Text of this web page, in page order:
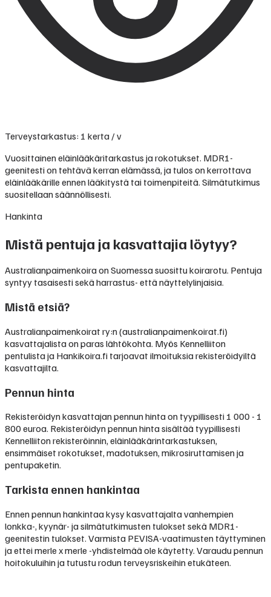
Terveystarkastus: 1 kerta / v
Vuosittainen eläinlääkäritarkastus ja rokotukset. MDR1-
geenitesti on tehtävä kerran elämässä, ja tulos on kerrottava
eläinlääkärille ennen lääkitystä tai toimenpiteitä. Silmätutkimus
suositellaan säännöllisesti.
Hankinta
Mistä pentuja ja kasvattajia löytyy?
Australianpaimenkoira on Suomessa suosittu koirarotu. Pentuja
syntyy tasaisesti sekä harrastus- että näyttelylinjaisia.
Mistä etsiä?
Australianpaimenkoirat ry:n (australianpaimenkoirat.fi)
kasvattajalista on paras lähtökohta. Myös Kennelliiton
pentulista ja Hankikoira.fi tarjoavat ilmoituksia rekisteröidyiltä
kasvattajilta.
Pennun hinta
Rekisteröidyn kasvattajan pennun hinta on tyypillisesti 1 000 - 1
800 euroa. Rekisteröidyn pennun hinta sisältää tyypillisesti
Kennelliiton rekisteröinnin, eläinlääkärintarkastuksen,
ensimmäiset rokotukset, madotuksen, mikrosiruttamisen ja
pentupaketin.
Tarkista ennen hankintaa
Ennen pennun hankintaa kysy kasvattajalta vanhempien
lonkka-, kyynär- ja silmätutkimusten tulokset sekä MDR1-
geenitestin tulokset. Varmista PEVISA-vaatimusten täyttyminen
ja ettei merle x merle -yhdistelmää ole käytetty. Varaudu pennun
hoitokuluihin ja tutustu rodun terveysriskeihin etukäteen.